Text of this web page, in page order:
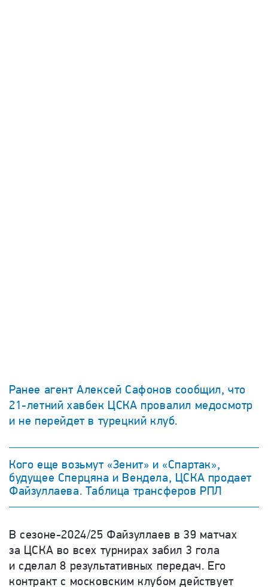
Ранее агент Алексей Сафонов сообщил, что
21-летний хавбек ЦСКА провалил медосмотр
и не перейдет в турецкий клуб.
Кого еще возьмут «Зенит» и «Спартак»,
будущее Сперцяна и Вендела, ЦСКА продает
Файзуллаева. Таблица трансферов РПЛ
В сезоне-2024/25 Файзуллаев в 39 матчах
за ЦСКА во всех турнирах забил 3 гола
и сделал 8 результативных передач. Его
контракт с московским клубом действует